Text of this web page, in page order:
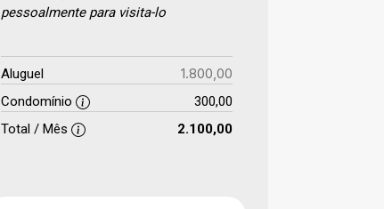
pessoalmente para visita-lo
Aluguel 1.800,00
Condomínio
300,00
Total / Mês
2.100,00